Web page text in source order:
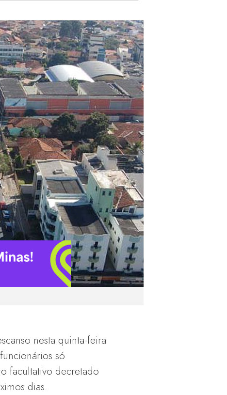
nesta quinta-feira
só
facultativo decretado
dias.